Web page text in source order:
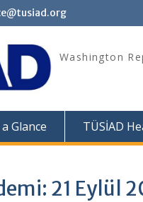
Washington
Glance TÜSİAD
21 Eylül